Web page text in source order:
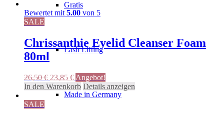
Gratis
Lash Lifting
Made in Germany
Bewertet mit 5.00 von 5
SALE
Chrissanthie Eyelid Cleanser Foam
80ml
26,50€ Ursprünglicher
Preis
war:
23,85 €Aktueller
Preis
ist:
Angebot!
In den Warenkorb Details anzeigen
SALE